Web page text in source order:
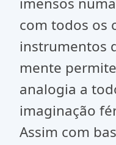
com todos os
instrumentos
mente
analogia a
imaginação
Assim com